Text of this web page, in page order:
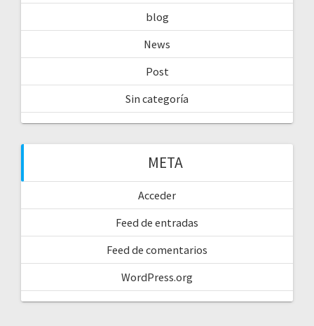
blog
News
Post
Sin categoría
META
Acceder
Feed de entradas
Feed de comentarios
WordPress.org